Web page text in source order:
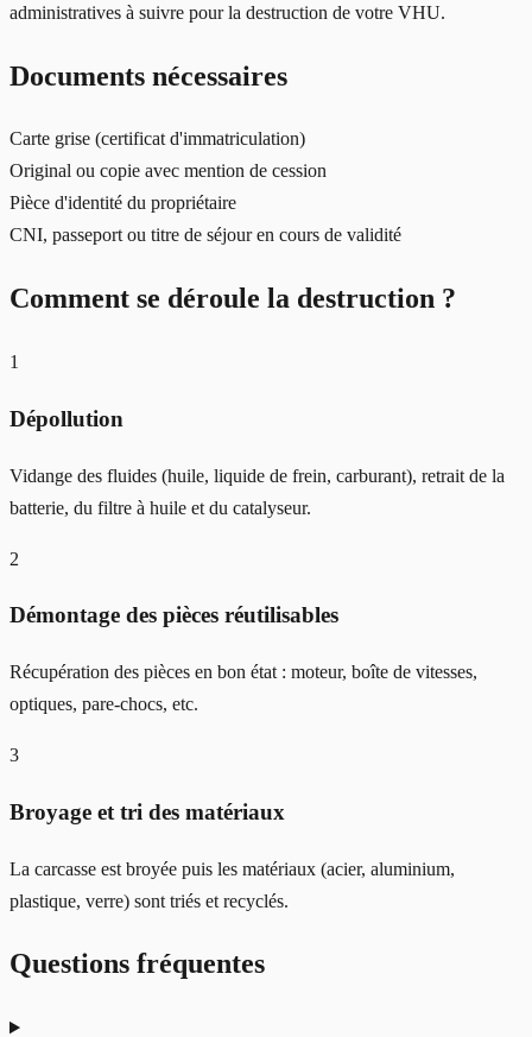
administratives à suivre pour la destruction de votre VHU.
Documents nécessaires
Carte grise (certificat d'immatriculation)
Original ou copie avec mention de cession
Pièce d'identité du propriétaire
CNI, passeport ou titre de séjour en cours de validité
Comment se déroule la destruction ?
1
Dépollution
Vidange des fluides (huile, liquide de frein, carburant), retrait de la
batterie, du filtre à huile et du catalyseur.
2
Démontage des pièces réutilisables
Récupération des pièces en bon état : moteur, boîte de vitesses,
optiques, pare-chocs, etc.
3
Broyage et tri des matériaux
La carcasse est broyée puis les matériaux (acier, aluminium,
plastique, verre) sont triés et recyclés.
Questions fréquentes